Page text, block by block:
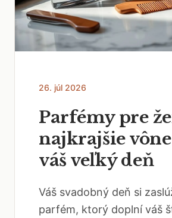
26. júl 2026
Parfémy pre
najkrajšie
váš veľký deň
Váš svadobný deň si
parfém, ktorý doplní váš